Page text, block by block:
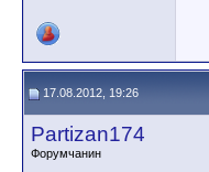
17.08.2012, 19:26
Partizan174
Форумчанин